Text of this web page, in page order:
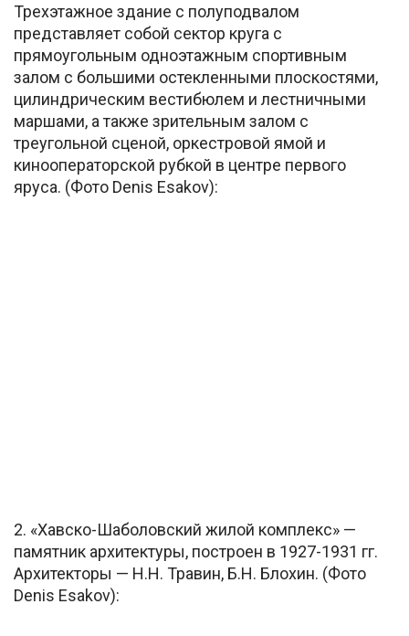
Трехэтажное здание с полуподвалом
представляет собой сектор круга с
прямоугольным одноэтажным спортивным
залом с большими остекленными плоскостями,
цилиндрическим вестибюлем и лестничными
маршами, а также зрительным залом с
треугольной сценой, оркестровой ямой и
кинооператорской рубкой в центре первого
яруса. (Фото Denis Esakov):
2. «Хавско-Шаболовский жилой комплекс» —
памятник архитектуры, построен в 1927-1931 гг.
Архитекторы — Н.Н. Травин, Б.Н. Блохин. (Фото
Denis Esakov):